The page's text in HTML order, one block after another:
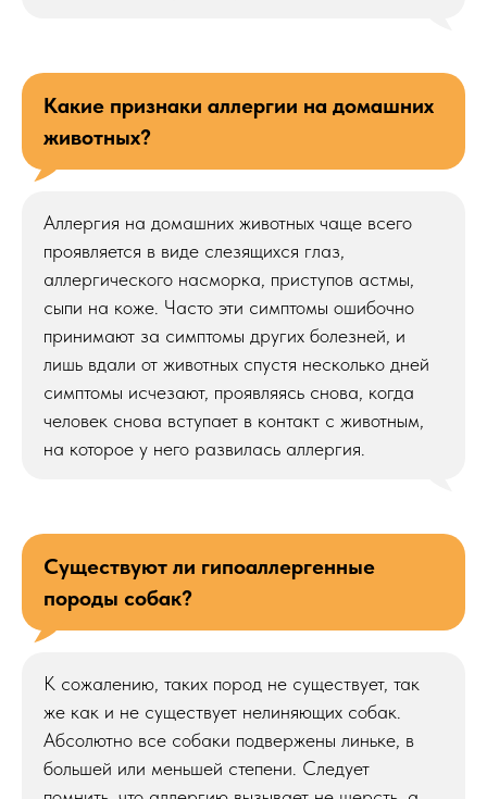
Какие признаки аллергии на домашних
животных?
Аллергия на домашних животных чаще всего
проявляется в виде слезящихся глаз,
аллергического насморка, приступов астмы,
сыпи на коже. Часто эти симптомы ошибочно
принимают за симптомы других болезней, и
лишь вдали от животных спустя несколько дней
симптомы исчезают, проявляясь снова, когда
человек снова вступает в контакт с животным,
на которое у него развилась аллергия.
Существуют ли гипоаллергенные
породы собак?
К сожалению, таких пород не существует, так
же как и не существует нелиняющих собак.
Абсолютно все собаки подвержены линьке, в
большей или меньшей степени. Следует